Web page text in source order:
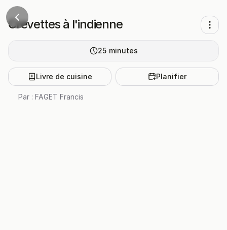
Crevettes à l'indienne
25 minutes
Livre de cuisine Planifier
Par : FAGET Francis